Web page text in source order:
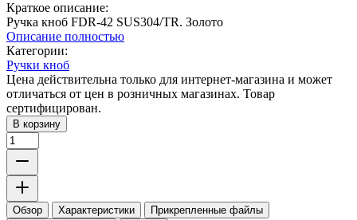
Краткое описание:
Ручка кноб FDR-42 SUS304/TR. Золото
Описание полностью
Категории:
Ручки кноб
Цена действительна только для интернет-магазина и может
отличаться от цен в розничных магазинах. Товар
сертифицирован.
В корзину
Обзор Характеристики
Прикрепленные файлы